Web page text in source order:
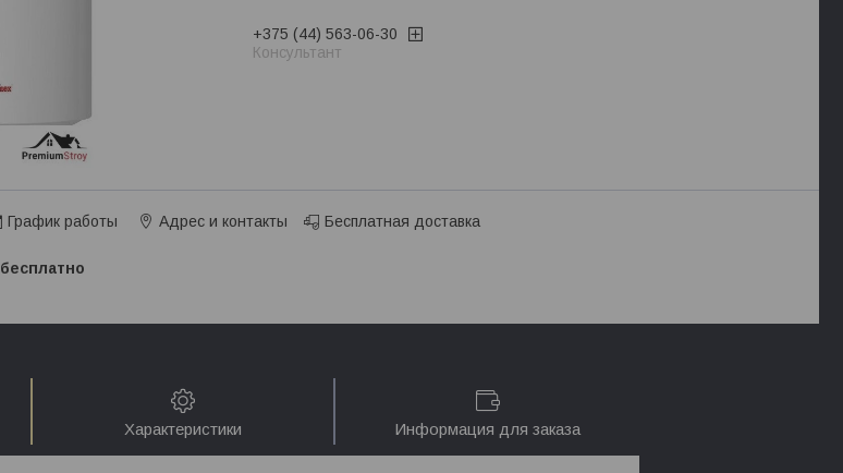
+375 (44) 563-06-30
Консультант
График работы Адрес и контакты Бесплатная доставка
бесплатно
Характеристики Информация для заказа